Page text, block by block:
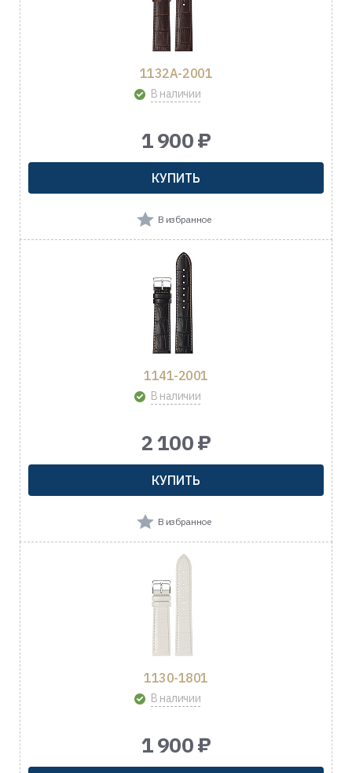
1132A-2001
В наличии
1 900 ₽
КУПИТЬ
В избранное
1141-2001
В наличии
2 100 ₽
КУПИТЬ
В избранное
1130-1801
В наличии
1 900 ₽